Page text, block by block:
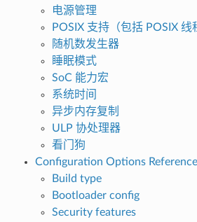
电源管理
POSIX 支持（包括 POSIX 线
随机数发生器
睡眠模式
SoC 能力宏
系统时间
异步内存复制
ULP 协处理器
看门狗
Configuration Options Reference
Build type
Bootloader config
Security features